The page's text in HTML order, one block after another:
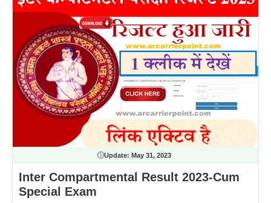
Update: May 31, 2023
Inter Compartmental Result 2023-Cum
Special Exam